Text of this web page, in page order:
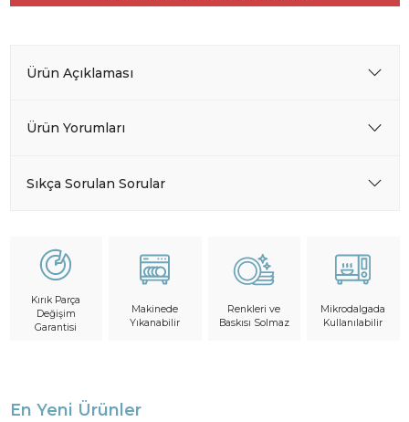
Ürün Açıklaması
Ürün Yorumları
Sıkça Sorulan Sorular
Kırık Parça
Değişim
Garantisi
Makinede
Yıkanabilir
Renkleri ve
Baskısı Solmaz
Mikrodalgada
Kullanılabilir
En Yeni Ürünler